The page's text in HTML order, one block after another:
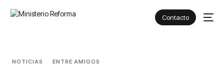
Contacto
NOTICIAS ENTRE AMIGOS